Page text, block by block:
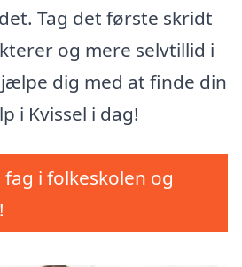
Tag det første skridt
og mere selvtillid i
dig med at finde din
i Kvissel i dag!
i folkeskolen og